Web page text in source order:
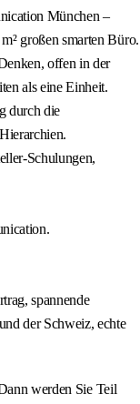
München –
großen smarten Büro.
offen in der
als eine Einheit.
durch die
Schulungen,
spannende
der Schweiz, echte
werden Sie Teil